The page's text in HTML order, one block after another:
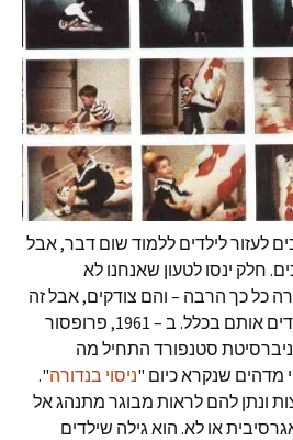
לעזור לילדים ללמוד שום דבר, אבל
חלק ינסו לטעון שאנחנו לא
כל כך הרבה – והם צודקים, אבל זה
לא אומר שאנחנו לא מלמדים אותם בכלל. ב – 1961, פרופסור
סטנפורד התחיל מה
מדהים שנקרא כיום "ניסוי בנדורה".
ונתן להם לראות מבוגר מתנהג אל
או לא. הוא גילה שילדים